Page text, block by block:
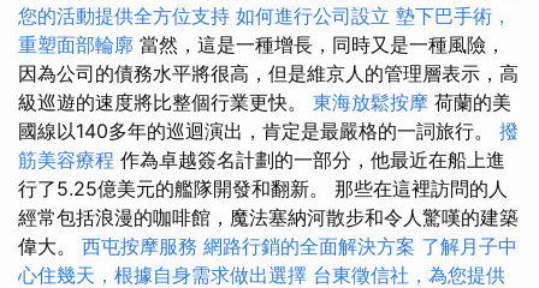
您的活動提供全方位支持 如何進行公司設立 墊下巴手術，
重塑面部輪廓 當然，這是一種增長，同時又是一種風險，
因為公司的債務水平將很高，但是維京人的管理層表示，高
級巡遊的速度將比整個行業更快。 東海放鬆按摩 荷蘭的美
國線以140多年的巡迴演出，肯定是最嚴格的一詞旅行。 撥
筋美容療程 作為卓越簽名計劃的一部分，他最近在船上進
行了5.25億美元的艦隊開發和翻新。 那些在這裡訪問的人
經常包括浪漫的咖啡館，魔法塞納河散步和令人驚嘆的建築
偉大。 西屯按摩服務 網路行銷的全面解決方案 了解月子中
心住幾天，根據自身需求做出選擇 台東徵信社，為您提供